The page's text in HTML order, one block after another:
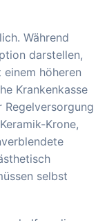
Während
darstellen,
höheren
Krankenkasse
Regelversorgung
Krone,
selbst